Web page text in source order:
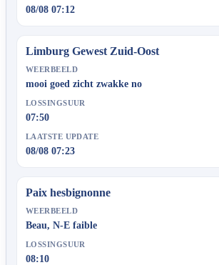
08/08 07:12
Limburg Gewest Zuid-Oost
WEERBEELD
mooi goed zicht zwakke no
LOSSINGSUUR
07:50
LAATSTE UPDATE
08/08 07:23
Paix hesbignonne
WEERBEELD
Beau, N-E faible
LOSSINGSUUR
08:10